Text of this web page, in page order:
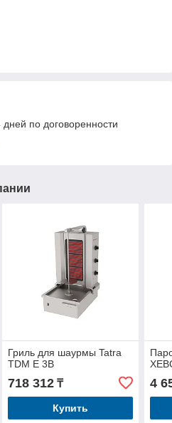
по договоренности
Гриль для шаурмы Tatra
TDM E 3B
718 312₸
Купить
4